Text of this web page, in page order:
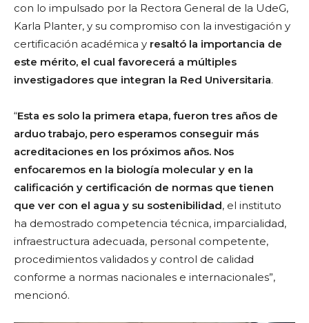
con lo impulsado por la Rectora General de la UdeG,
Karla Planter, y su compromiso con la investigación y
certificación académica y resaltó la importancia de
este mérito, el cual favorecerá a múltiples
investigadores que integran la Red Universitaria.
“Esta es solo la primera etapa, fueron tres años de
arduo trabajo, pero esperamos conseguir más
acreditaciones en los próximos años. Nos
enfocaremos en la biología molecular y en la
calificación y certificación de normas que tienen
que ver con el agua y su sostenibilidad, el instituto
ha demostrado competencia técnica, imparcialidad,
infraestructura adecuada, personal competente,
procedimientos validados y control de calidad
conforme a normas nacionales e internacionales”,
mencionó.